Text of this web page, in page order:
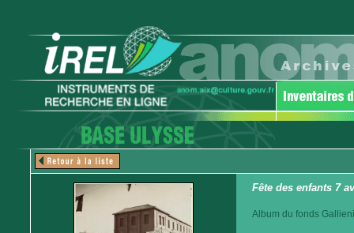
Fête des enfants 7
Album du fonds